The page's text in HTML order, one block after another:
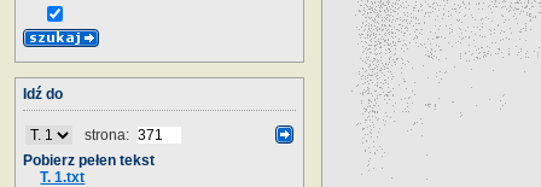
Idź do
strona:
Pobierz pełen tekst
T. 1.txt